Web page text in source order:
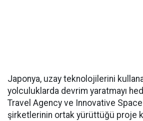
Japonya, uzay teknolojilerini
yolculuklarda devrim yaratmayı
Travel Agency ve Innovative
şirketlerinin ortak yürüttüğü proje